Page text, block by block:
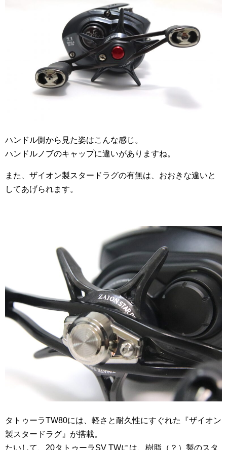
ハンドル側から見た姿はこんな感じ。
ハンドルノブのキャップに違いがありますね。
また、ザイオン製スタードラグの有無は、おおきな違いと
してあげられます。
タトゥーラTW80には、軽さと耐久性にすぐれた『ザイオン
製スタードラグ』が搭載。
たいして、20タトゥーラSV TWには、樹脂（？）製のスタ